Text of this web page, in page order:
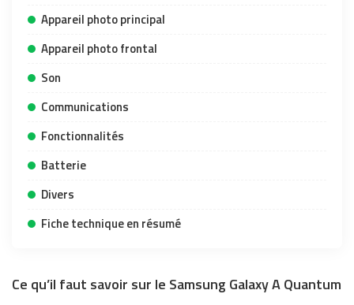
Appareil photo principal
Appareil photo frontal
Son
Communications
Fonctionnalités
Batterie
Divers
Fiche technique en résumé
Ce qu’il faut savoir sur le Samsung Galaxy A Quantum